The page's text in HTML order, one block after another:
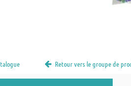
Retour vers le groupe de